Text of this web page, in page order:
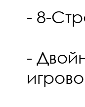
- 8-
-